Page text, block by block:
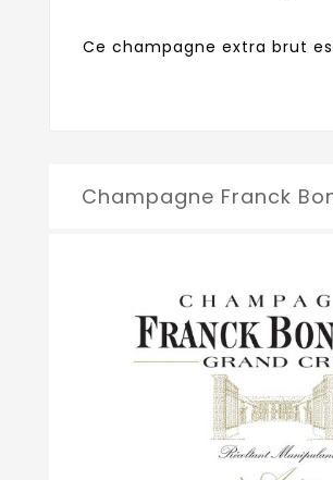
Ce champagne extra brut
Champagne Franck